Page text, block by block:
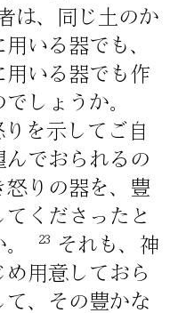
は、同じ土のか
いる器でも、
用いる器でも作
しょうか。
を示してご自
でおられるの
怒りの器を、豊
くださったと
。
23
それも、神
用意しておら
、その豊かな